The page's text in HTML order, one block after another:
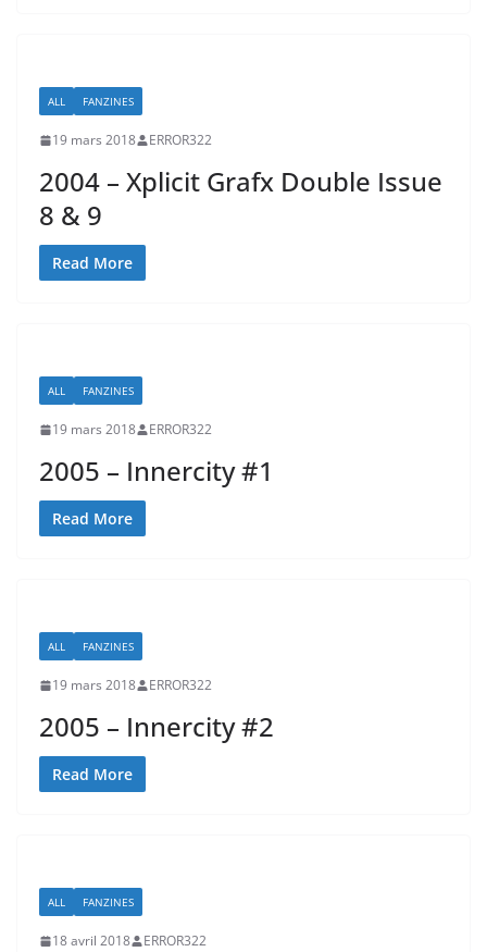
ALL FANZINES
19 mars 2018 ERROR322
2004 – Xplicit Grafx Double Issue
8 & 9
Read More
ALL FANZINES
19 mars 2018 ERROR322
2005 – Innercity #1
Read More
ALL FANZINES
19 mars 2018 ERROR322
2005 – Innercity #2
Read More
ALL FANZINES
18 avril 2018 ERROR322